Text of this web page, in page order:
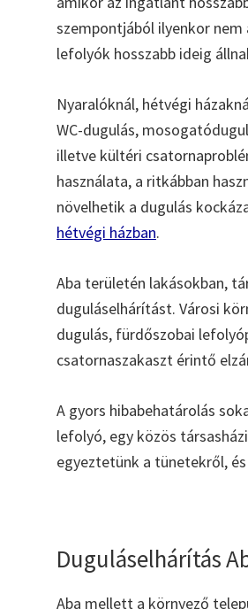
szempontjából ilyenkor nem
lefolyók hosszabb ideig
Nyaralóknál, hétvégi
WC-dugulás,
illetve kültéri
használata, a ritkábban
növelhetik a dugulás
hétvégi házban.
Aba területén lakásokban,
duguláselhárítást. Városi
dugulás, fürdőszobai
csatornaszakaszt érintő
A gyors hibabehatárolás
lefolyó, egy közös
egyeztetünk a tünetekről,
Duguláselhárítás
Aba mellett a környező